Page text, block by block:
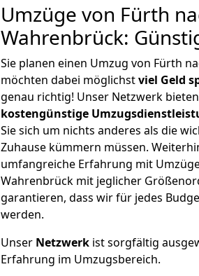
Umzüge von Fürth
Wahrenbrück:
Sie planen einen Umzug von Fürth
möchten dabei möglichstviel Geld
genau richtig! Unser Netzwerk
kostengünstige
Sie sich um nichts anderes als die
Zuhause kümmern müssen.
umfangreiche Erfahrung mit
Wahrenbrück mit jeglicher
garantieren, dass wir für jedes
werden.
Unser Netzwerk ist sorgfältig
Erfahrung im Umzugsbereich.